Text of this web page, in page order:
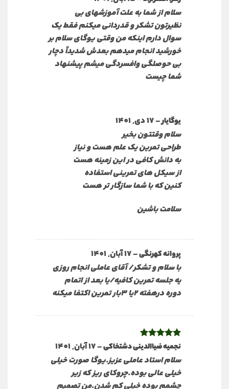
سلام از شما به علت آموزشهای بی
نظیرتون تشکر و قدردانی میکنم فقط یک
سوال دارم اینکه من وقتی یوگای سلام بر
خورشید انجام میدهم بعدش شدیداً دچار
بی حوصلگی وافسردگی میشم پیشنهاد
شما چیست
یوگایار–17 دی, 1401
سلام وقتتون بخیر
طراحی تمرین یک علم هست و نیاز
به دانش کافی در این زمینه هست
از سیکل های تمرینی استفاده
کنین که با شما سازگار تر هست
سلامت باشین
پروانه کهرنگی–17 آبان, 1401
با سلام و تشکر/ آقای عاملی انجام روزی
یه جلسه تمرین کافیه/یا بعد از اتمام
دوره درهفته ۲یا ۳بار تمرین اکتفا میکنه
نمره5از
نجمیه ضیاالدینی دشتخاکی–17 آبان, 1401
سلام استاد عاملی عزیز.یوگا صورت خیلی
خیلی عالی بوده.چروکای ریز که زیر
چشمم بوده خیلی کم شدن.من تصمیم